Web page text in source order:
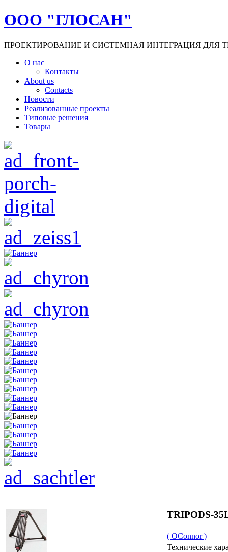
ООО "ГЛОСАН"
ПРОЕКТИРОВАНИЕ И СИСТЕМНАЯ ИНТЕГРАЦИЯ ДЛЯ
О нас
Контакты
About us
Contacts
Новости
Реализованные проекты
Типовые решения
Товары
TRIPODS-
( OConnor )
Технические